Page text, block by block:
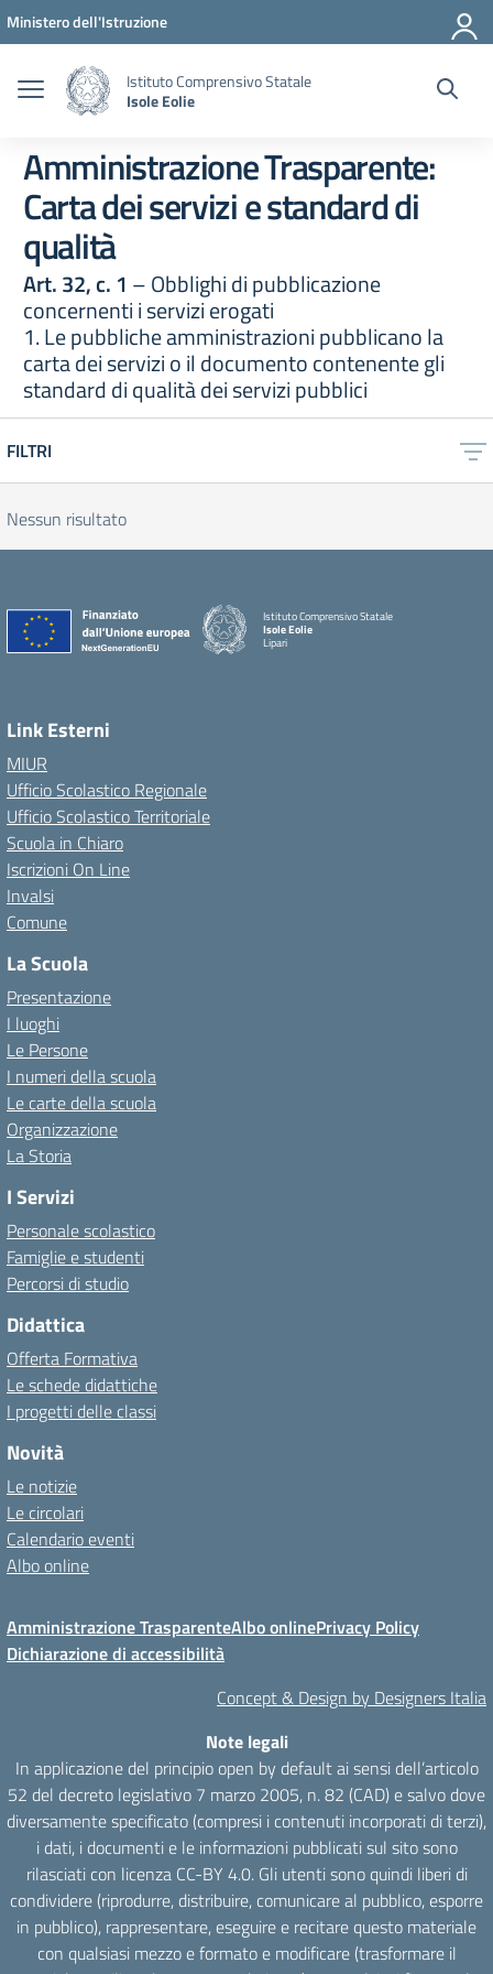
Vai ai contenuti
Vai al menu di navigazione
Vai al footer
Ministero dell'Istruzione
Istituto Comprensivo Statale
Isole Eolie
Amministrazione Trasparente:
Carta dei servizi e standard di
qualità
Art. 32, c. 1 – Obblighi di pubblicazione
concernenti i servizi erogati
1. Le pubbliche amministrazioni pubblicano la
carta dei servizi o il documento contenente gli
standard di qualità dei servizi pubblici
FILTRI
Nessun risultato
Istituto Comprensivo Statale
Isole Eolie
Lipari
Link Esterni
MIUR
Ufficio Scolastico Regionale
Ufficio Scolastico Territoriale
Scuola in Chiaro
Iscrizioni On Line
Invalsi
Comune
La Scuola
Presentazione
I luoghi
Le Persone
I numeri della scuola
Le carte della scuola
Organizzazione
La Storia
I Servizi
Personale scolastico
Famiglie e studenti
Percorsi di studio
Didattica
Offerta Formativa
Le schede didattiche
I progetti delle classi
Novità
Le notizie
Le circolari
Calendario eventi
Albo online
Amministrazione TrasparenteAlbo onlinePrivacy Policy
Dichiarazione di accessibilità
Concept & Design by Designers Italia
Note legali
In applicazione del principio open by default ai sensi dell’articolo
52 del decreto legislativo 7 marzo 2005, n. 82 (CAD) e salvo dove
diversamente specificato (compresi i contenuti incorporati di terzi),
i dati, i documenti e le informazioni pubblicati sul sito sono
rilasciati con licenza CC-BY 4.0. Gli utenti sono quindi liberi di
condividere (riprodurre, distribuire, comunicare al pubblico, esporre
in pubblico), rappresentare, eseguire e recitare questo materiale
con qualsiasi mezzo e formato e modificare (trasformare il